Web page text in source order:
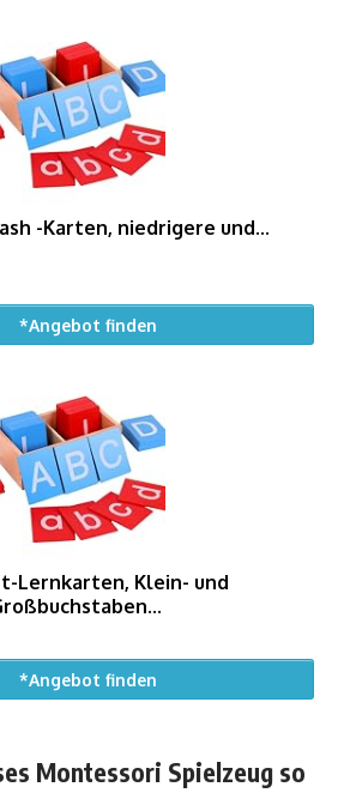
-Karten, niedrigere und...
*Angebot finden
Lernkarten, Klein- und
*Angebot finden
Montessori Spielzeug so